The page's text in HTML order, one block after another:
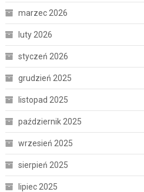
marzec 2026
luty 2026
styczeń 2026
grudzień 2025
listopad 2025
październik 2025
wrzesień 2025
sierpień 2025
lipiec 2025